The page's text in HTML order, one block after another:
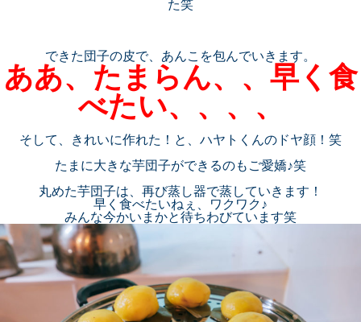
た笑
できた団子の皮で、あんこを包んでいきます。
ああ、たまらん、、早く食
べたい、、、、
そして、きれいに作れた！と、ハヤトくんのドヤ顔！笑
たまに大きな芋団子ができるのもご愛嬌♪笑
丸めた芋団子は、再び蒸し器で蒸していきます！
早く食べたいねぇ、ワクワク♪
みんな今かいまかと待ちわびています笑